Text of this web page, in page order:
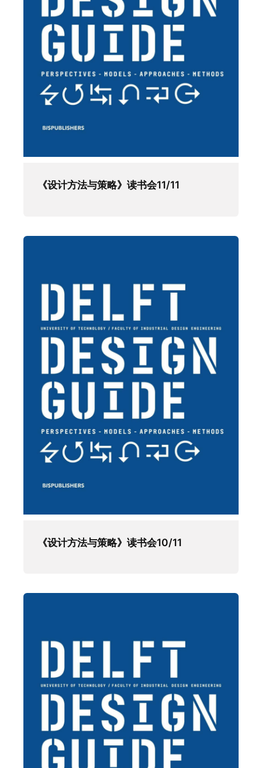
《设计方法与策略》读书会11/11
《设计方法与策略》读书会10/11